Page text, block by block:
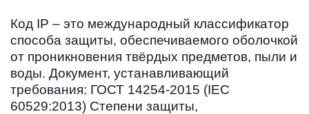
Код IP – это международный классификатор
способа защиты, обеспечиваемого оболочкой
от проникновения твёрдых предметов, пыли и
воды. Документ, устанавливающий
требования: ГОСТ 14254-2015 (IEC
60529:2013) Степени защиты,